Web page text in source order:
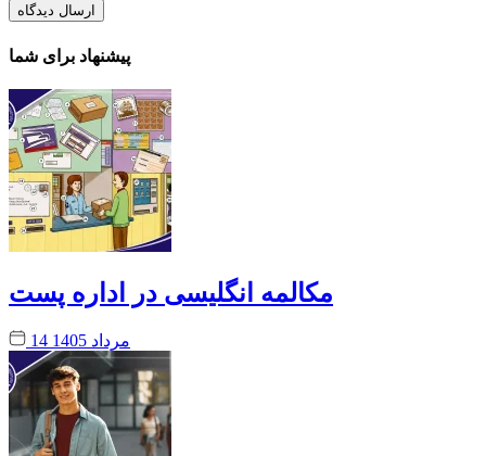
پیشنهاد برای شما
مکالمه انگلیسی در اداره پست
14 مرداد 1405